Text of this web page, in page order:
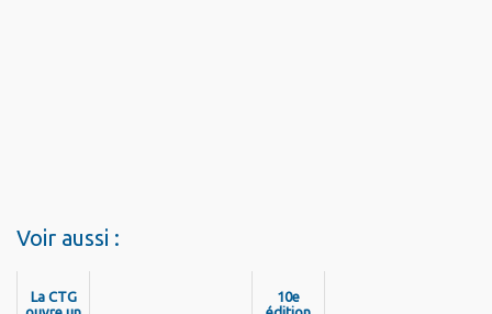
Voir aussi :
La CTG
10e